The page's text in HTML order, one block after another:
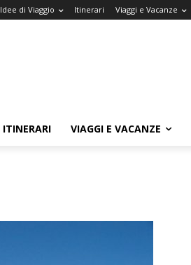
Idee di Viaggio Itinerari Viaggi e Vacanze
ITINERARI VIAGGI E VACANZE